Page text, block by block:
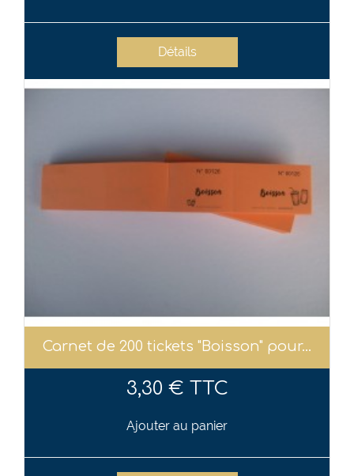
Détails
Carnet de 200 tickets "Boisson" pour...
3,30 € TTC
Ajouter au panier